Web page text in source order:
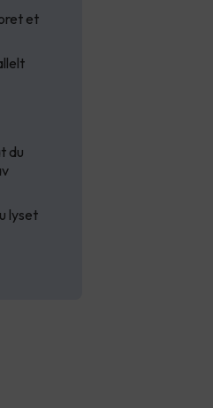
et
du
lyset